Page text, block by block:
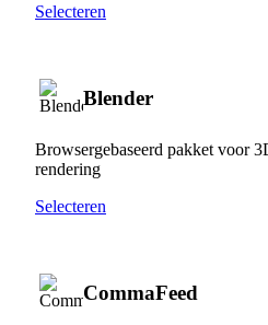
Selecteren
Blender
Browsergebaseerd pakket voor
rendering
Selecteren
CommaFeed